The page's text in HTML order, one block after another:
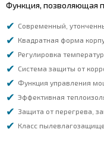
Функция, позволяющая
Современный,
Квадратная форма
Регулировка
Система защиты от
Функция управления
Эффективная
Защита от перегрева,
Класс